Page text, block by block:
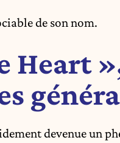
de son nom.
Heart
devenue un